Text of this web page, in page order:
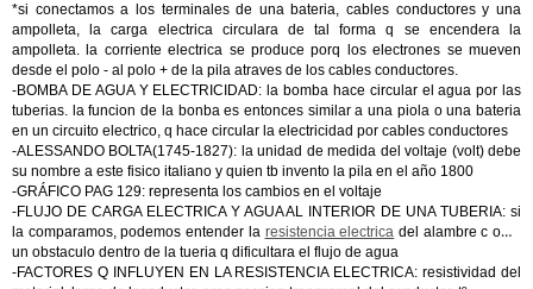
*si conectamos a los terminales de una bateria, cables conductores y una
ampolleta, la carga electrica circulara de tal forma q se encendera la
ampolleta. la corriente electrica se produce porq los electrones se mueven
desde el polo - al polo + de la pila atraves de los cables conductores.
-BOMBA DE AGUA Y ELECTRICIDAD: la bomba hace circular el agua por las
tuberias. la funcion de la bonba es entonces similar a una piola o una bateria
en un circuito electrico, q hace circular la electricidad por cables conductores
-ALESSANDO BOLTA(1745-1827): la unidad de medida del voltaje (volt) debe
su nombre a este fisico italiano y quien tb invento la pila en el año 1800
-GRÁFICO PAG 129: representa los cambios en el voltaje
-FLUJO DE CARGA ELECTRICA Y AGUA AL INTERIOR DE UNA TUBERIA: si
la comparamos, podemos entender la resistencia electrica del alambre c omo
un obstaculo dentro de la tueria q dificultara el flujo de agua
-FACTORES Q INFLUYEN EN LA RESISTENCIA ELECTRICA: resistividad del